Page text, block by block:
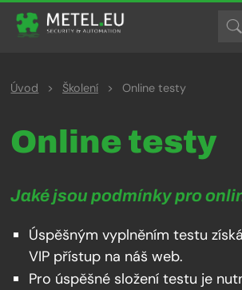
Úvod > Školení > Online testy
Online testy
Jaké jsou podmínky pro
Úspěšným vyplněním testu
VIP přístup na náš web.
Pro úspěšné složení testu je